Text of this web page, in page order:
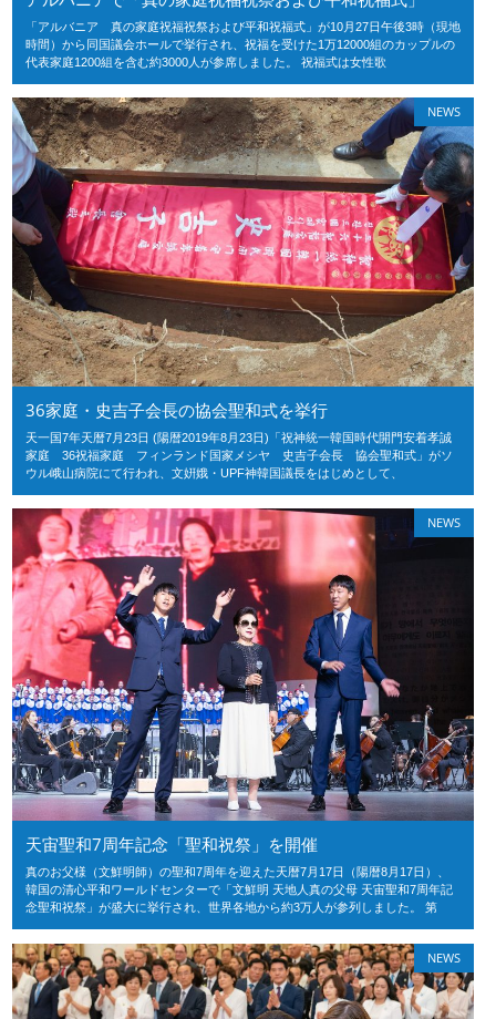
「アルバニア 真の家庭祝福祝祭および平和祝福式」が10月27日午後3時（現地
時間）から同国議会ホールで挙行され、祝福を受けた1万12000組のカップルの
代表家庭1200組を含む約3000人が参席しました。 祝福式は女性歌
NEWS
36家庭・史吉子会長の協会聖和式を挙行
天一国7年天暦7月23日 (陽暦2019年8月23日)「祝神統一韓国時代開門安着孝誠
家庭 36祝福家庭 フィンランド国家メシヤ 史吉子会長 協会聖和式」がソ
ウル峨山病院にて行われ、文姸娥・UPF神韓国議長をはじめとして、
NEWS
天宙聖和7周年記念「聖和祝祭」を開催
真のお父様（文鮮明師）の聖和7周年を迎えた天暦7月17日（陽暦8月17日）、
韓国の清心平和ワールドセンターで「文鮮明 天地人真の父母 天宙聖和7周年記
念聖和祝祭」が盛大に挙行され、世界各地から約3万人が参列しました。 第
NEWS